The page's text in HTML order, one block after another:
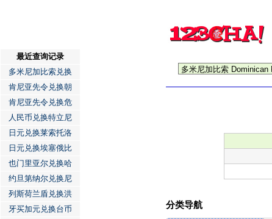
最近查询记录
多米尼加比索兑换
肯尼亚先令兑换朝
肯尼亚先令兑换危
人民币兑换特立尼
日元兑换莱索托洛
日元兑换埃塞俄比
也门里亚尔兑换哈
约旦第纳尔兑换尼
列斯荷兰盾兑换洪
牙买加元兑换台币
分类导航